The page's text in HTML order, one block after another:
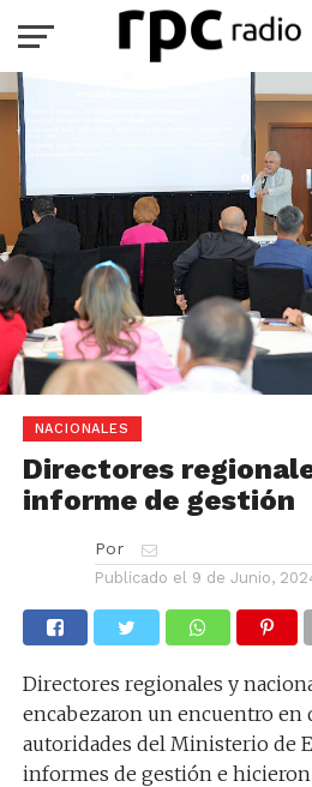
NACIONALES
Directores
informe de gestión
Por
Publicado el 9 de Junio,
Directores regionales y
encabezaron un encuentro en
autoridades del Ministerio de
informes de gestión e